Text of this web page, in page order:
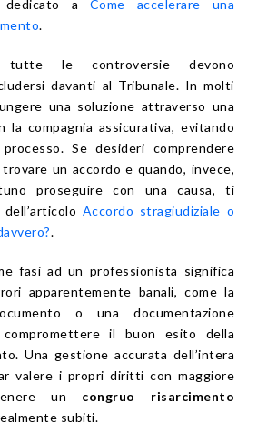
dedicato a Come accelerare una
.
tutte le controversie devono
davanti al Tribunale. In molti
una soluzione attraverso una
compagnia assicurativa, evitando
Se desideri comprendere
un accordo e quando, invece,
proseguire con una causa, ti
Accordo stragiudiziale o
.
fasi ad un professionista significa
apparentemente banali, come la
o una documentazione
compromettere il buon esito della
Una gestione accurata dell’intera
valere i propri diritti con maggiore
un congruo risarcimento
subiti.